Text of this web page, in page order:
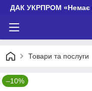
ДАК УКРПРОМ «Немає
Товари та послуги
–10%